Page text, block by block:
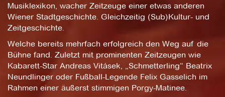
Musiklexikon, wacher Zeitzeuge einer etwas anderen
Wiener Stadtgeschichte. Gleichzeitig (Sub)Kultur- und
Zeitgeschichte.
Welche bereits mehrfach erfolgreich den Weg auf die
Bühne fand. Zuletzt mit prominenten Zeitzeugen wie
Kabarett-Star Andreas Vitásek, „Schmetterling“ Beatrix
Neundlinger oder Fußball-Legende Felix Gasselich im
Rahmen einer äußerst stimmigen Porgy-Matinee.